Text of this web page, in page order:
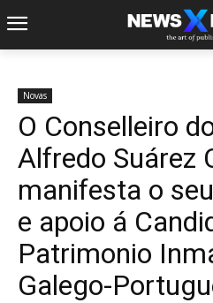
Novas
O Conselleiro
Alfredo Suárez
manifesta o
e apoio á
Patrimonio
Galego-